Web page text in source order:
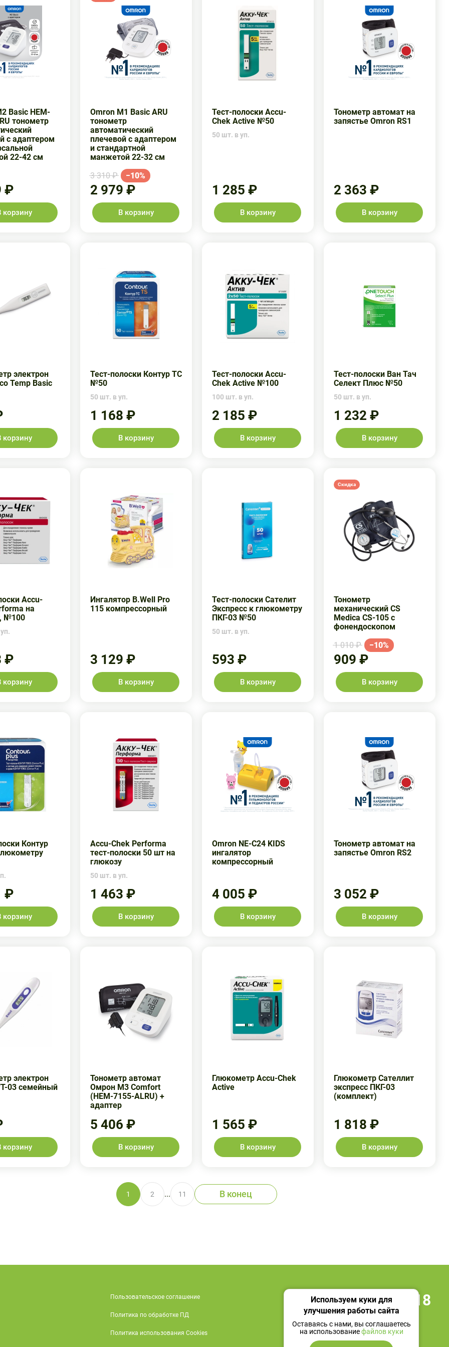
Basic HEM-
тонометр
с адаптером
22-42 см
₽
корзину
Omron M1 Basic ARU
тонометр
автоматический
плечевой с адаптером
и стандартной
манжетой 22-32 см
3 310 ₽
−10%
2 979 ₽
В корзину
Тест-полоски Accu-
Chek Active №50
50 шт. в уп.
1 285 ₽
В корзину
Тонометр автомат на
запястье Omron RS1
2 363 ₽
В корзину
электрон
Temp Basic
корзину
Тест-полоски Контур ТС
№50
50 шт. в уп.
1 168 ₽
В корзину
Тест-полоски Accu-
Chek Active №100
100 шт. в уп.
2 185 ₽
В корзину
Тест-полоски Ван Тач
Селект Плюс №50
50 шт. в уп.
1 232 ₽
В корзину
Accu-
на
№100
₽
корзину
Ингалятор B.Well Pro
115 компрессорный
3 129 ₽
В корзину
Тест-полоски Сателит
Экспресс к глюкометру
ПКГ-03 №50
50 шт. в уп.
593 ₽
В корзину
Скидка
Тонометр
механический CS
Medica CS-105 с
фонендоскопом
1 010 ₽
−10%
909 ₽
В корзину
Контур
₽
корзину
Accu-Chek Performa
тест-полоски 50 шт на
глюкозу
50 шт. в уп.
1 463 ₽
В корзину
Omron NE-C24 KIDS
ингалятор
компрессорный
4 005 ₽
В корзину
Тонометр автомат на
запястье Omron RS2
3 052 ₽
В корзину
электрон
03 семейный
корзину
Тонометр автомат
Омрон M3 Comfort
(HEM-7155-ALRU) +
адаптер
5 406 ₽
В корзину
Глюкометр Accu-Chek
Active
1 565 ₽
В корзину
Глюкометр Сателлит
экспресс ПКГ-03
(комплект)
1 818 ₽
В корзину
1 2 ... 11 В конец
Пользовательское соглашение
Политика по обработке ПД
Политика использования Cookies
+7 495 419 18 18
Используем куки для
улучшения работы сайта
Оставаясь с нами, вы соглашаетесь
на использованиефайлов куки